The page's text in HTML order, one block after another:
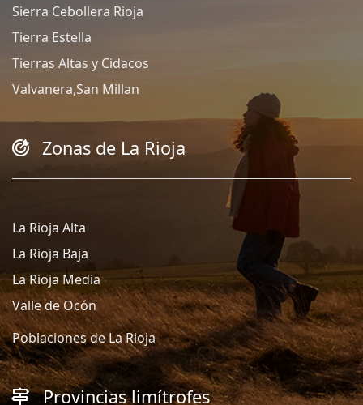
Sierra Cebollera Rioja
Tierra Estella
Tierras Altas y Cidacos
Valvanera,San Millan
Zonas de La Rioja
La Rioja Alta
La Rioja Baja
La Rioja Media
Valle de Ocón
Poblaciones de La Rioja
Provincias limítrofes